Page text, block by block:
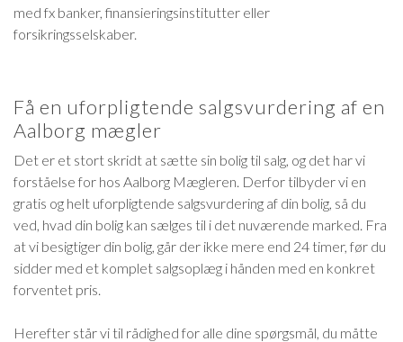
med fx banker, finansieringsinstitutter eller
forsikringsselskaber.
Få en uforpligtende salgsvurdering af en
Aalborg mægler
Det er et stort skridt at sætte sin bolig til salg, og det har vi
forståelse for hos Aalborg Mægleren. Derfor tilbyder vi en
gratis og helt uforpligtende salgsvurdering af din bolig, så du
ved, hvad din bolig kan sælges til i det nuværende marked. Fra
at vi besigtiger din bolig, går der ikke mere end 24 timer, før du
sidder med et komplet salgsoplæg i hånden med en konkret
forventet pris.
Herefter står vi til rådighed for alle dine spørgsmål, du måtte